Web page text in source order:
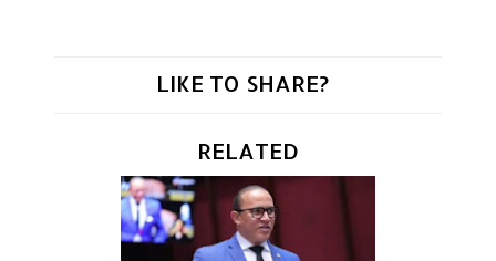
LIKE TO SHARE?
RELATED